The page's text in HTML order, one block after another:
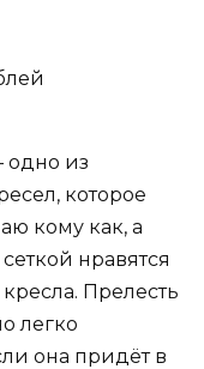
одно из
которое
кому как, а
нравятся
Прелесть
легко
она придёт в